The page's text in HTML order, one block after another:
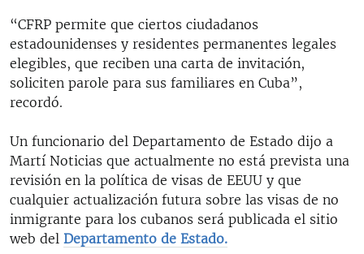
“CFRP permite que ciertos ciudadanos
estadounidenses y residentes permanentes legales
elegibles, que reciben una carta de invitación,
soliciten parole para sus familiares en Cuba”,
recordó.
Un funcionario del Departamento de Estado dijo a
Martí Noticias que actualmente no está prevista una
revisión en la política de visas de EEUU y que
cualquier actualización futura sobre las visas de no
inmigrante para los cubanos será publicada el sitio
web del Departamento de Estado.